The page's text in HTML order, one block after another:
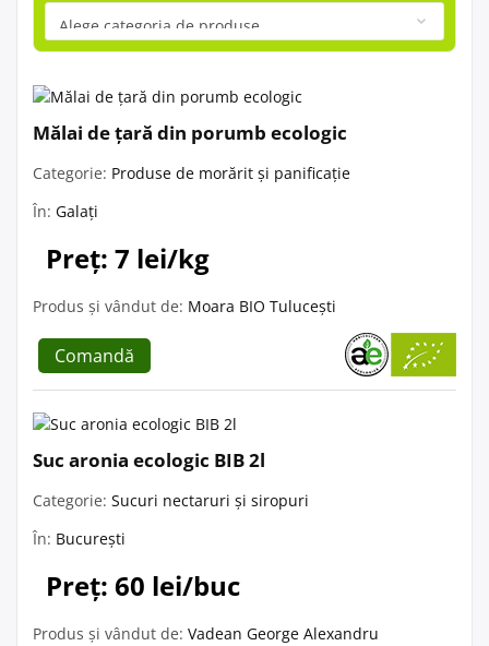
Mălai de țară din porumb ecologic
Categorie: Produse de morărit și panificație
În: Galați
Preț: 7 lei/kg
Produs și vândut de: Moara BIO Tulucești
Comandă
Suc aronia ecologic BIB 2l
Categorie: Sucuri nectaruri și siropuri
În: București
Preț: 60 lei/buc
Produs și vândut de: Vadean George Alexandru